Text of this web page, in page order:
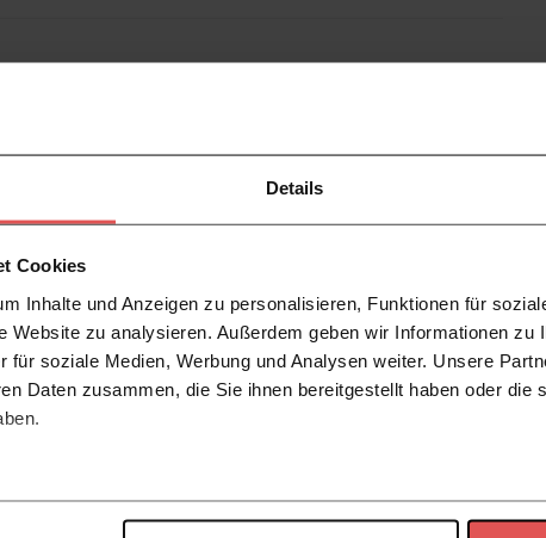
Details
Cookies
Inhalte und Anzeigen zu personalisieren, Funktionen für
Website zu analysieren. Außerdem geben wir Informationen zu
für soziale Medien, Werbung und Analysen weiter. Unsere
Daten zusammen, die Sie ihnen bereitgestellt haben oder die
Canberra CS50 - 22 mm x 186 cm - Übergangsleiste